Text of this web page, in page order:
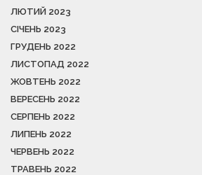
ЛЮТИЙ 2023
СІЧЕНЬ 2023
ГРУДЕНЬ 2022
ЛИСТОПАД 2022
ЖОВТЕНЬ 2022
ВЕРЕСЕНЬ 2022
СЕРПЕНЬ 2022
ЛИПЕНЬ 2022
ЧЕРВЕНЬ 2022
ТРАВЕНЬ 2022